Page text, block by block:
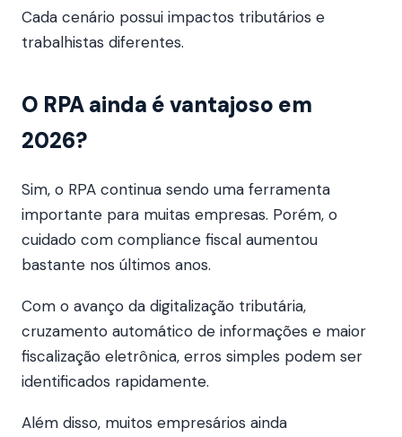
Cada cenário possui impactos tributários e
trabalhistas diferentes.
O RPA ainda é vantajoso em
2026?
Sim, o RPA continua sendo uma ferramenta
importante para muitas empresas. Porém, o
cuidado com compliance fiscal aumentou
bastante nos últimos anos.
Com o avanço da digitalização tributária,
cruzamento automático de informações e maior
fiscalização eletrônica, erros simples podem ser
identificados rapidamente.
Além disso, muitos empresários ainda